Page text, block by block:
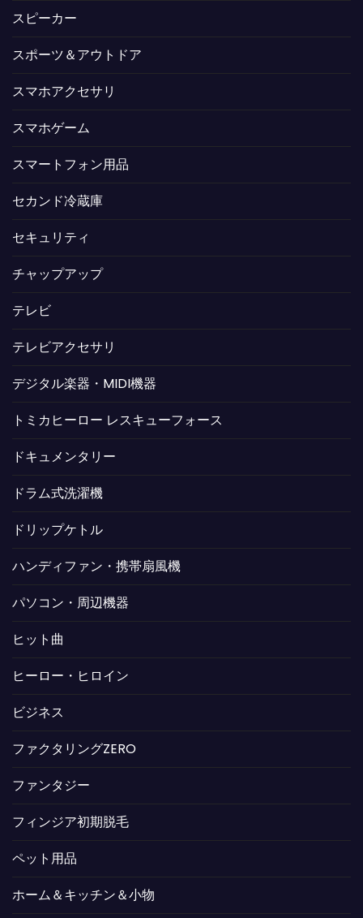
スピーカー
スポーツ＆アウトドア
スマホアクセサリ
スマホゲーム
スマートフォン用品
セカンド冷蔵庫
セキュリティ
チャップアップ
テレビ
テレビアクセサリ
デジタル楽器・MIDI機器
トミカヒーロー レスキューフォース
ドキュメンタリー
ドラム式洗濯機
ドリップケトル
ハンディファン・携帯扇風機
パソコン・周辺機器
ヒット曲
ヒーロー・ヒロイン
ビジネス
ファクタリングZERO
ファンタジー
フィンジア初期脱毛
ペット用品
ホーム＆キッチン＆小物